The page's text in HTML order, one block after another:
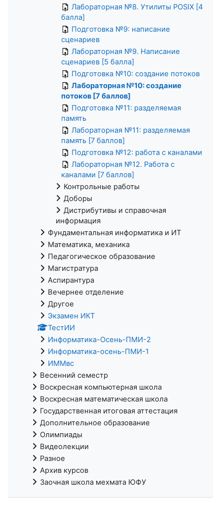
Лабораторная №8. Утилиты POSIX [4
балла]
Подготовка №9: написание
сценариев
Лабораторная №9. Написание
сценариев [5 балла]
Подготовка №10: создание потоков
Лабораторная №10: создание
потоков [7 баллов]
Подготовка №11: разделяемая
память
Лабораторная №11: разделяемая
память [7 баллов]
Подготовка №12: работа с каналами
Лабораторная №12. Работа с
каналами [7 баллов]
Контрольные работы
Доборы
Дистрибутивы и справочная
информация
Фундаментальная информатика и ИТ
Математика, механика
Педагогическое образование
Магистратура
Аспирантура
Вечернее отделение
Другое
Экзамен ИКТ
ТестИИ
Информатика-Осень-ПМИ-2
Информатика-осень-ПМИ-1
ИММвс
Весенний семестр
Воскресная компьютерная школа
Воскресная математическая школа
Государственная итоговая аттестация
Дополнительное образование
Олимпиады
Видеолекции
Разное
Архив курсов
Заочная школа мехмата ЮФУ